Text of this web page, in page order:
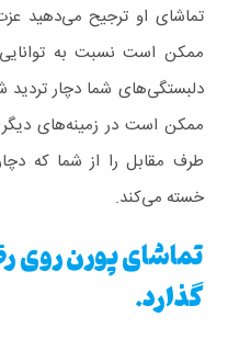
تماشای او ترجیح می‌دهید
ممکن است نسبت به
دلبستگی‌های شما دچار تردید
ممکن است در زمینه‌های
طرف مقابل را از شما که
خسته می‌کند.
تماشای پورن روی
گذارد.